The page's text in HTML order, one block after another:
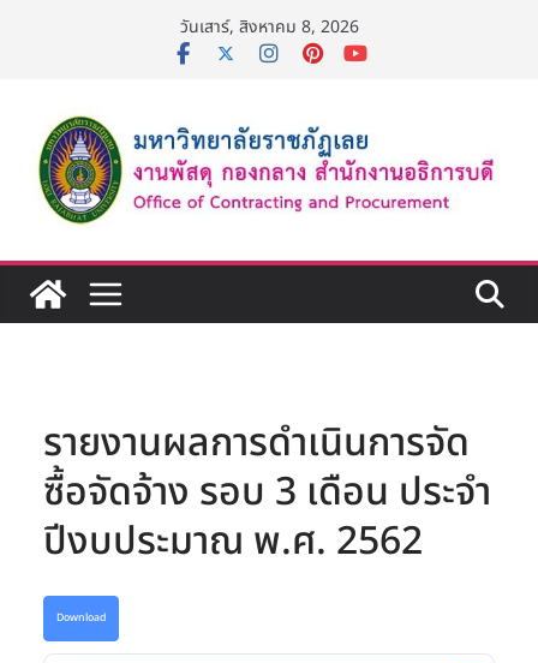
วันเสาร์, สิงหาคม 8, 2026
รายงานผลการดำเนินการจัด
ซื้อจัดจ้าง รอบ 3 เดือน ประจำ
ปีงบประมาณ พ.ศ. 2562
Download